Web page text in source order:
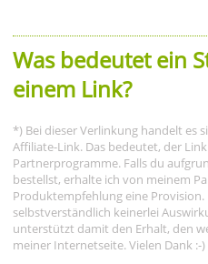
Was bedeutet ein
einem Link?
*) Bei dieser Verlinkung handelt es
Affiliate-Link. Das bedeutet, der
Partnerprogramme. Falls du
bestellst, erhalte ich von meinem
Produktempfehlung eine Provision.
selbstverständlich keinerlei
unterstützt damit den Erhalt, den
meiner Internetseite. Vielen Dank :-)